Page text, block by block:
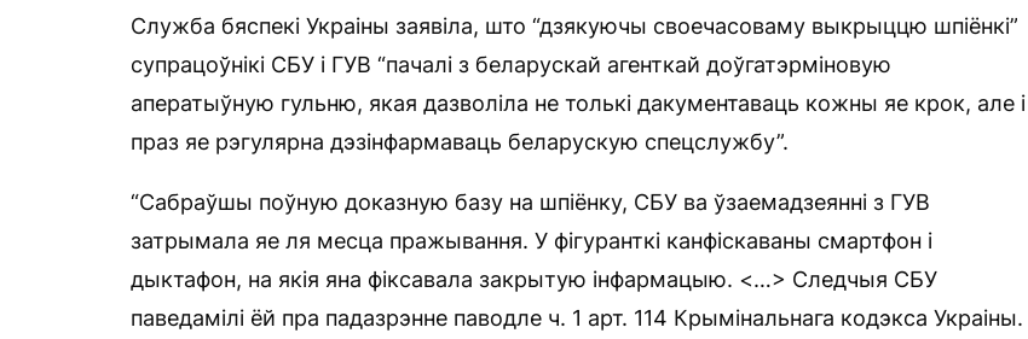
Служба бяспекі Украіны заявіла, што “дзякуючы своечасоваму выкрыццю шпіёнкі”
супрацоўнікі СБУ і ГУВ “пачалі з беларускай агенткай доўгатэрміновую
аператыўную гульню, якая дазволіла не толькі дакументаваць кожны яе крок, але і
праз яе рэгулярна дэзінфармаваць беларускую спецслужбу”.
“Сабраўшы поўную доказную базу на шпіёнку, СБУ ва ўзаемадзеянні з ГУВ
затрымала яе ля месца пражывання. У фігуранткі канфіскаваны смартфон і
дыктафон, на якія яна фіксавала закрытую інфармацыю. <…> Следчыя СБУ
паведамілі ёй пра падазрэнне паводле ч. 1 арт. 114 Крымінальнага кодэкса Украіны.